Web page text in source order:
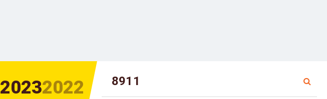
20232022